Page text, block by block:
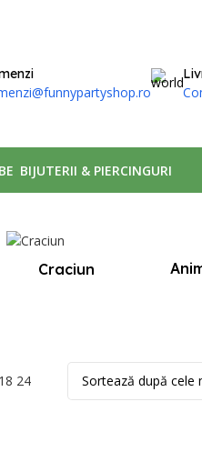
BIJUTERII & PIERCINGURI
Craciun
18 24